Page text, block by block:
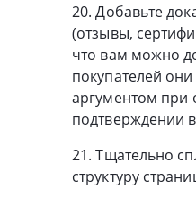
20. Добавьте
(отзывы,
что вам можно
покупателей
аргументом при
подтверждении
21. Тщательно
структуру